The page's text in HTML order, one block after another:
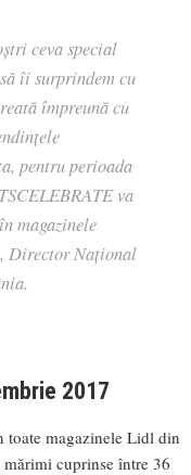
ceva special
îi surprindem cu
împreună cu
pentru perioada
va
magazinele
, Director Național
2017
toate magazinele Lidl din
cuprinse între 36